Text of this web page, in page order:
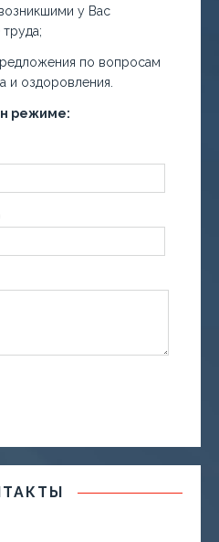
у Вас
по вопросам
и оздоровления.
режиме: